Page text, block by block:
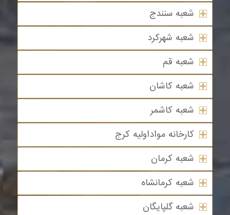
شعبه سنندج
شعبه شهرکرد
شعبه قم
شعبه کاشان
شعبه کاشمر
کارخانه مواداولیه کرج
شعبه کرمان
شعبه کرمانشاه
شعبه گلپایگان